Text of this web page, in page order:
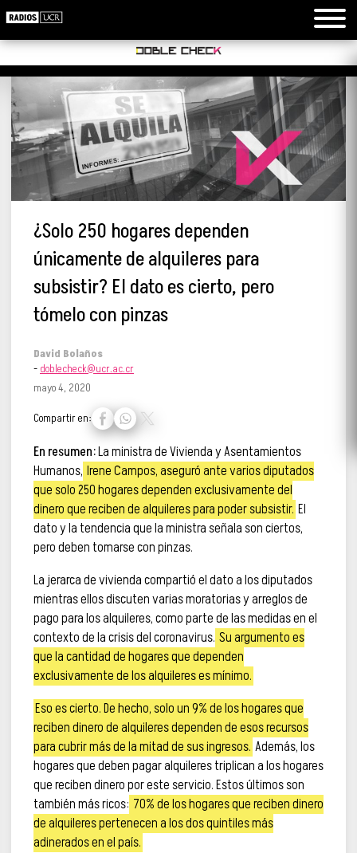
¿Solo 250 hogares dependen
únicamente de alquileres para
subsistir? El dato es cierto, pero
tómelo con pinzas
David Bolaños
- doblecheck@ucr.ac.cr
mayo 4, 2020
Compartir en:
En resumen:La ministra de Vivienda y Asentamientos
Humanos, Irene Campos, aseguró ante varios diputados
que solo 250 hogares dependen exclusivamente del
dinero que reciben de alquileres para poder subsistir. El
dato y la tendencia que la ministra señala son ciertos,
pero deben tomarse con pinzas.
La jerarca de vivienda compartió el dato a los diputados
mientras ellos discuten varias moratorias y arreglos de
pago para los alquileres, como parte de las medidas en el
contexto de la crisis del coronavirus. Su argumento es
que la cantidad de hogares que dependen
exclusivamente de los alquileres es mínimo.
Eso es cierto. De hecho, solo un 9% de los hogares que
reciben dinero de alquileres dependen de esos recursos
para cubrir más de la mitad de sus ingresos. Además, los
hogares que deben pagar alquileres triplican a los hogares
que reciben dinero por este servicio. Estos últimos son
también más ricos: 70% de los hogares que reciben dinero
de alquileres pertenecen a los dos quintiles más
adinerados en el país.